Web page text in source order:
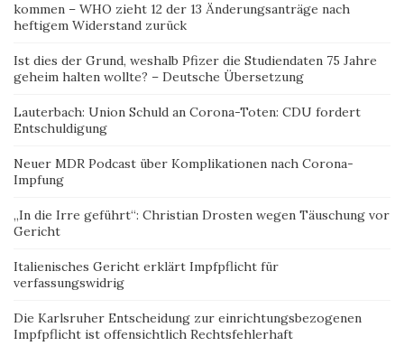
kommen – WHO zieht 12 der 13 Änderungsanträge nach
heftigem Widerstand zurück
Ist dies der Grund, weshalb Pfizer die Studiendaten 75 Jahre
geheim halten wollte? – Deutsche Übersetzung
Lauterbach: Union Schuld an Corona-Toten: CDU fordert
Entschuldigung
Neuer MDR Podcast über Komplikationen nach Corona-
Impfung
„In die Irre geführt“: Christian Drosten wegen Täuschung vor
Gericht
Italienisches Gericht erklärt Impfpflicht für
verfassungswidrig
Die Karlsruher Entscheidung zur einrichtungsbezogenen
Impfpflicht ist offensichtlich Rechtsfehlerhaft